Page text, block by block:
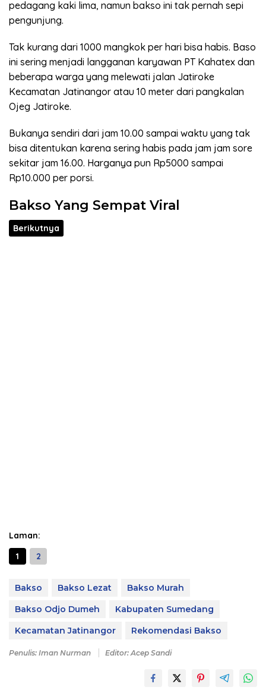
pedagang kaki lima, namun bakso ini tak pernah sepi
pengunjung.
Tak kurang dari 1000 mangkok per hari bisa habis. Baso
ini sering menjadi langganan karyawan PT Kahatex dan
beberapa warga yang melewati jalan Jatiroke
Kecamatan Jatinangor atau 10 meter dari pangkalan
Ojeg Jatiroke.
Bukanya sendiri dari jam 10.00 sampai waktu yang tak
bisa ditentukan karena sering habis pada jam jam sore
sekitar jam 16.00. Harganya pun Rp5000 sampai
Rp10.000 per porsi.
Bakso Yang Sempat Viral
Berikutnya
Laman:
1
2
Bakso Bakso Lezat
Bakso Murah
Bakso Odjo Dumeh
Kabupaten Sumedang
Kecamatan Jatinangor
Rekomendasi Bakso
Penulis: Iman Nurman Editor: Acep Sandi